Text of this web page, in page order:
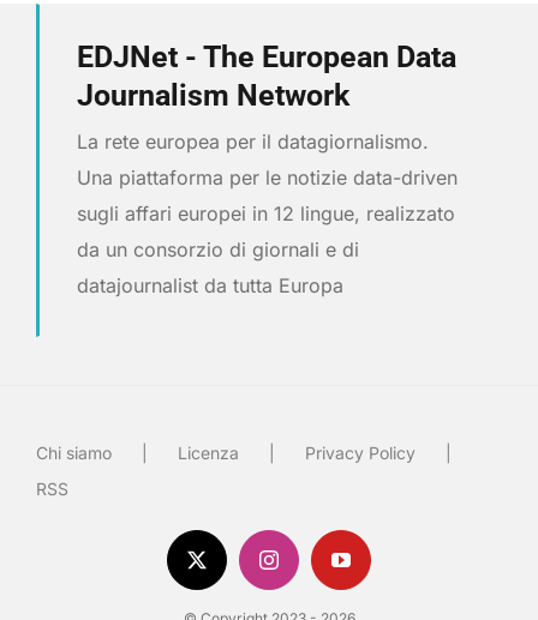
EDJNet - The European Data
Journalism Network
La rete europea per il datagiornalismo.
Una piattaforma per le notizie data-driven
sugli affari europei in 12 lingue, realizzato
da un consorzio di giornali e di
datajournalist da tutta Europa
Chi siamo Licenza
Privacy Policy
RSS